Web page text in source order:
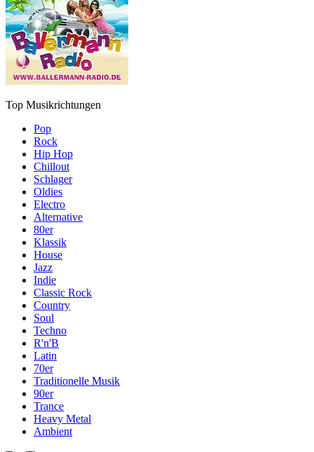
Top Musikrichtungen
Pop
Rock
Hip Hop
Chillout
Schlager
Oldies
Electro
Alternative
80er
Klassik
House
Jazz
Indie
Classic Rock
Country
Soul
Techno
R'n'B
Latin
70er
Traditionelle Musik
90er
Trance
Heavy Metal
Ambient